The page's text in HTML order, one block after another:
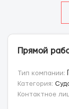
Прямой
Тип компании:
Категория:
Контактное